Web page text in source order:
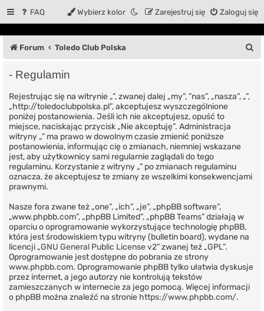
FAQ Zaloguj się
Zarejestruj się
Wybierz kolor
Forum Toledo Club Polska
- Regulamin
Rejestrując się na witrynie „”, zwanej dalej „my”, ”nas”, „nasza”, „”,
„http://toledoclubpolska.pl”, akceptujesz wyszczególnione
poniżej postanowienia. Jeśli ich nie akceptujesz, opuść to
miejsce, naciskając przycisk „Nie akceptuję”. Administracja
witryny „” ma prawo w dowolnym czasie zmienić poniższe
postanowienia, informując cię o zmianach, niemniej wskazane
jest, aby użytkownicy sami regularnie zaglądali do tego
regulaminu. Korzystanie z witryny „” po zmianach regulaminu
oznacza, że akceptujesz te zmiany ze wszelkimi konsekwencjami
prawnymi.
Nasze fora zwane też „one”, „ich”, „je”, „phpBB software”,
„www.phpbb.com”, „phpBB Limited”, „phpBB Teams” działają w
oparciu o oprogramowanie wykorzystujące technologię phpBB,
która jest środowiskiem typu witryny (bulletin board), wydane na
licencji „GNU General Public License v2” zwanej też „GPL”.
Oprogramowanie jest dostępne do pobrania ze strony
www.phpbb.com. Oprogramowanie phpBB tylko ułatwia dyskusje
przez internet, a jego autorzy nie kontrolują tekstów
zamieszczanych w internecie za jego pomocą. Więcej informacji
o phpBB można znaleźć na stronie https://www.phpbb.com/.